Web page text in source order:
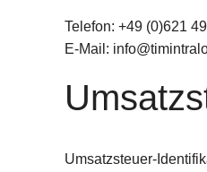
Telefon: +49 (0)621
E-Mail:
Umsatzsteuer-